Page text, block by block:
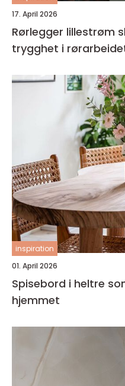
17. April 2026
Rørlegger lillestrøm slik finner du kvalitet og
trygghet i
inspiration
01. April 2026
Spisebord i heltre
hjemmet